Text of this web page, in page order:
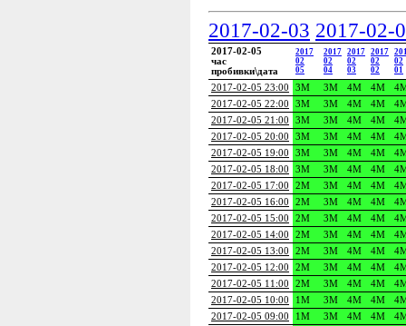
2017-02-03 2017-02-
2017-02-05
час
пробивки\дата
2017
02
05
2017
02
04
2017
02
03
2017
02
02
02
01
2017-02-05 23:00 3M 3M 4M 4M
2017-02-05 22:00
3M 3M 4M 4M
2017-02-05 21:00
3M 3M 4M 4M
2017-02-05 20:00
3M 3M 4M 4M
2017-02-05 19:00
3M 3M 4M 4M
2017-02-05 18:00
3M 3M 4M 4M
2017-02-05 17:00
2M 3M 4M 4M
2017-02-05 16:00
2M 3M 4M 4M
2017-02-05 15:00
2M 3M 4M 4M
2017-02-05 14:00
2M 3M 4M 4M
2017-02-05 13:00
2M 3M 4M 4M
2017-02-05 12:00
2M 3M 4M 4M
2017-02-05 11:00
2M 3M 4M 4M
2017-02-05 10:00
1M 3M 4M 4M
2017-02-05 09:00
1M 3M 4M 4M